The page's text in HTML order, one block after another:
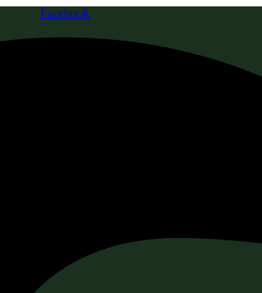
Facebook